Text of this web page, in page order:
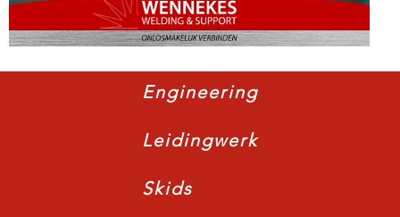
Engineering
Leidingwerk
Skids